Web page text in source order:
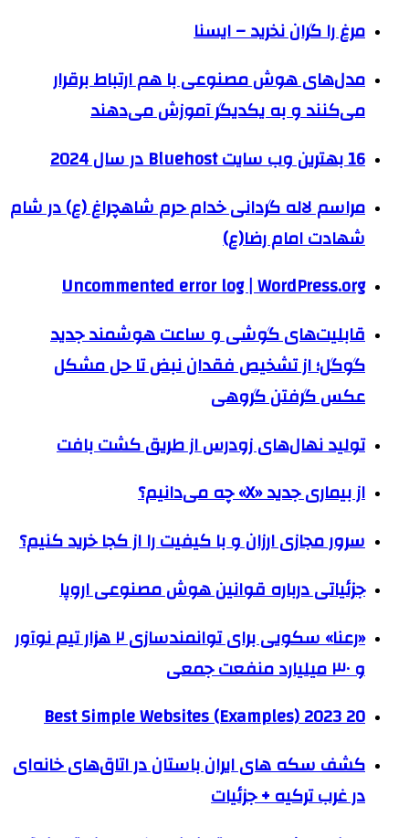
مرغ را گران نخرید – ایسنا
مدل‌های هوش‌ مصنوعی با هم ارتباط برقرار
می‌کنند و به یکدیگر آموزش می‌دهند
16 بهترین وب سایت Bluehost در سال 2024
مراسم لاله گردانی خدام حرم شاهچراغ (ع) در شام
شهادت امام رضا(ع)
Uncommented error log | WordPress.org
قابلیت‌های گوشی و ساعت هوشمند جدید
گوگل؛ از تشخیص فقدان نبض تا حل مشکل
عکس گرفتن گروهی
تولید نهال‌های زودرس از طریق کشت بافت
از بیماری جدید «X» چه می‌دانیم؟
سرور مجازی ارزان و با کیفیت را از کجا خرید کنیم؟
جزئیاتی درباره قوانین هوش مصنوعی اروپا
«رعنا» سکویی برای توانمندسازی ۲ هزار تیم نوآور
و ۳۰ میلیارد منفعت جمعی
20 Best Simple Websites (Examples) 2023
کشف سکه های ایران باستان در اتاق‌های خانه‌ای
در غرب ترکیه + جزئیات